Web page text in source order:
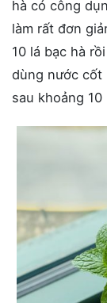
hà có công
làm rất đơn
10 lá bạc hà
dùng nước cốt
sau khoảng